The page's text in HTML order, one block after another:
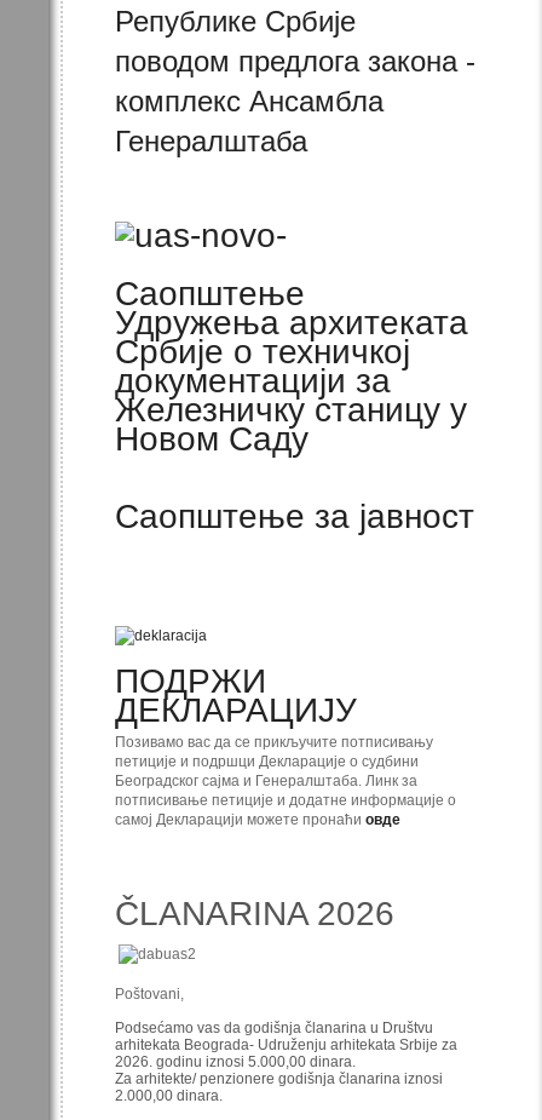
Републике Србије
поводом предлога закона -
комплекс Ансамбла
Генералштаба
Саопштење
Удружења архитеката
Србије о техничкој
документацији за
Железничку станицу у
Новом Саду
Саопштење за јавност
ПОДРЖИ
ДЕКЛАРАЦИЈУ
Позивамо вас да се прикључите потписивању
петиције и подршци Декларације о судбини
Београдског сајма и Генералштаба. Линк за
потписивање петиције и додатне информације о
самој Декларацији можете пронаћи овде
ČLANARINA 2026
Poštovani,
Podsećamo vas da godišnja članarina u Društvu
arhitekata Beograda- Udruženju arhitekata Srbije za
2026. godinu iznosi 5.000,00 dinara.
Za arhitekte/ penzionere godišnja članarina iznosi
2.000,00 dinara.